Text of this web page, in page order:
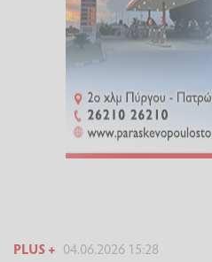
PLUS + 04.06.2026 15:28